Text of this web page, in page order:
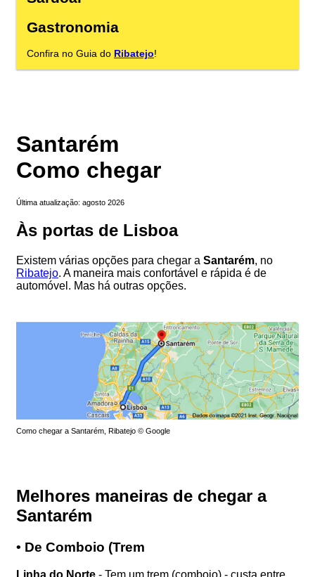
Gastronomia
Confira no Guia do Ribatejo!
Santarém
Como chegar
Última atualização: agosto 2026
Às portas de Lisboa
Existem várias opções para chegar a Santarém, no
Ribatejo. A maneira mais confortável e rápida é de
automóvel. Mas há outras opções.
Como chegar a Santarém, Ribatejo © Google
Melhores maneiras de chegar a
Santarém
• De Comboio (Trem
Linha do Norte - Tem um trem (comboio) - custa entre